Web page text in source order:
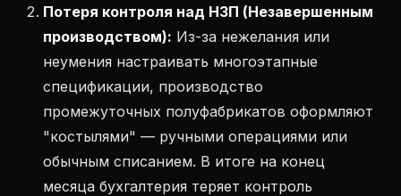
Потеря контроля над НЗП (Незавершенным
производством): Из-за нежелания или
неумения настраивать многоэтапные
спецификации, производство
промежуточных полуфабрикатов оформляют
"костылями" — ручными операциями или
обычным списанием. В итоге на конец
месяца бухгалтерия теряет контроль